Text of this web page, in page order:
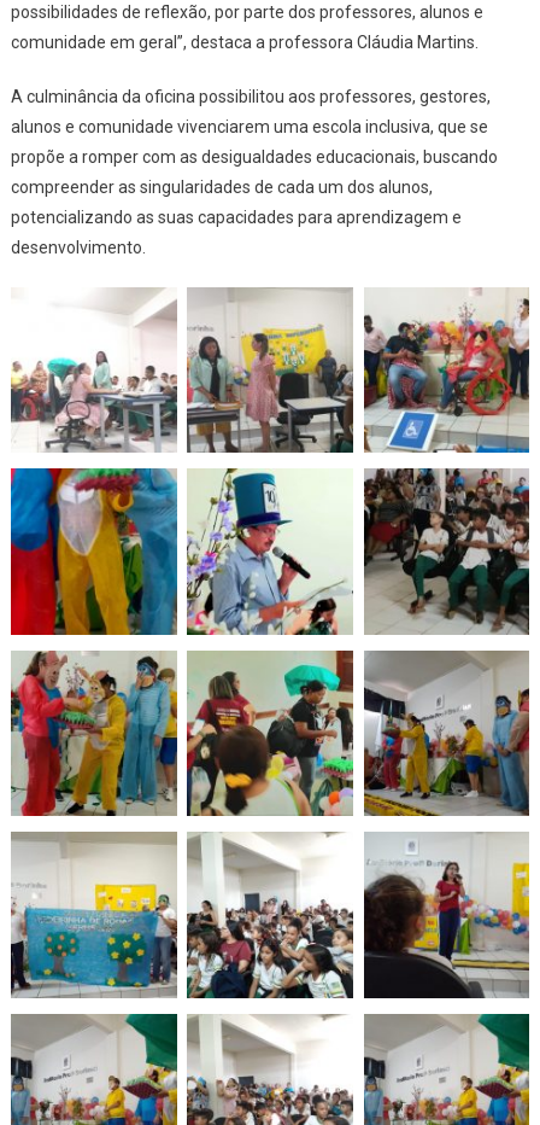
possibilidades de reflexão, por parte dos professores, alunos e
comunidade em geral”, destaca a professora Cláudia Martins.
A culminância da oficina possibilitou aos professores, gestores,
alunos e comunidade vivenciarem uma escola inclusiva, que se
propõe a romper com as desigualdades educacionais, buscando
compreender as singularidades de cada um dos alunos,
potencializando as suas capacidades para aprendizagem e
desenvolvimento.